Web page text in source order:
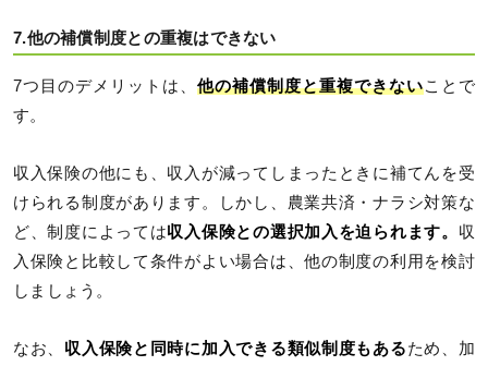
7.他の補償制度との重複はできない
7つ目のデメリットは、 他の補償制度と重複できないことで
す。
収入保険の他にも、収入が減ってしまったときに補てんを受
けられる制度があります。しかし、農業共済・ナラシ対策な
ど、制度によっては収入保険との選択加入を迫られます。 収
入保険と比較して条件がよい場合は、他の制度の利用を検討
しましょう。
なお、 収入保険と同時に加入できる類似制度もあるため、加